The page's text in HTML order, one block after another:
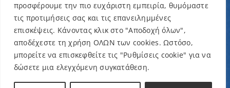
προσφέρουμε την πιο ευχάριστη εμπειρία, θυμόμαστε
τις προτιμήσεις σας και τις επανειλημμένες
επισκέψεις. Κάνοντας κλικ στο "Αποδοχή όλων",
αποδέχεστε τη χρήση ΟΛΩΝ των cookies. Ωστόσο,
μπορείτε να επισκεφθείτε τις "Ρυθμίσεις cookie" για να
δώσετε μια ελεγχόμενη συγκατάθεση.
© Copyright 2022 – Παγκύπριος Σύνδεσμος για
παιδιά με καρκίνο και συναφείς παθήσεις «Ένα
Όνειρο Μια Ευχή» / Designed & Developed byNETinfo
Plc
Όροι και Προϋποθέσεις|Πολιτική Απορρήτου